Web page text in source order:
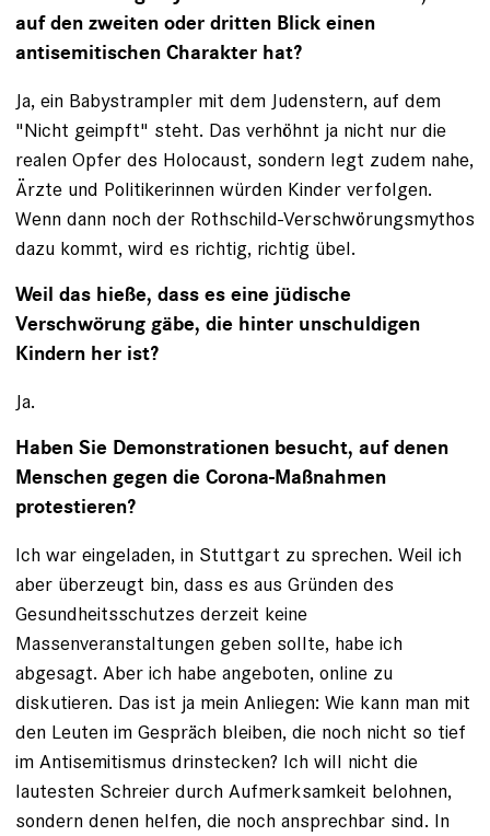
auf den zweiten oder dritten Blick einen
antisemitischen Charakter hat?
Ja, ein Babystrampler mit dem Judenstern, auf dem
"Nicht geimpft" steht. Das verhöhnt ja nicht nur die
realen Opfer des Holocaust, sondern legt zudem nahe,
Ärzte und Politikerinnen würden Kinder verfolgen.
Wenn dann noch der Rothschild-Verschwörungsmythos
dazu kommt, wird es richtig, richtig übel.
Weil das hieße, dass es eine jüdische
Verschwörung gäbe, die hinter unschuldigen
Kindern her ist?
Ja.
Haben Sie Demonstrationen besucht, auf denen
Menschen gegen die Corona-Maßnahmen
protestieren?
Ich war eingeladen, in Stuttgart zu sprechen. Weil ich
aber überzeugt bin, dass es aus Gründen des
Gesundheitsschutzes derzeit keine
Massenveranstaltungen geben sollte, habe ich
abgesagt. Aber ich habe angeboten, online zu
diskutieren. Das ist ja mein Anliegen: Wie kann man mit
den Leuten im Gespräch bleiben, die noch nicht so tief
im Antisemitismus drinstecken? Ich will nicht die
lautesten Schreier durch Aufmerksamkeit belohnen,
sondern denen helfen, die noch ansprechbar sind. In